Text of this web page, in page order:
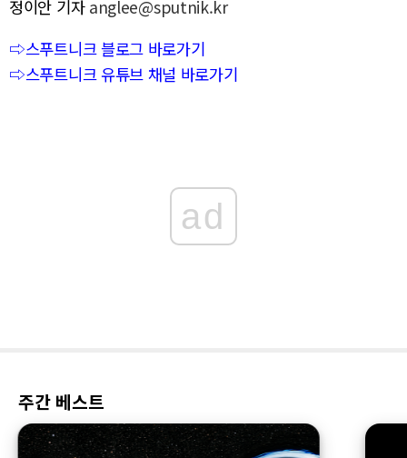
정이안 기자 anglee@sputnik.kr
⇨스푸트니크 블로그 바로가기
⇨스푸트니크 유튜브 채널 바로가기
ad
주간 베스트